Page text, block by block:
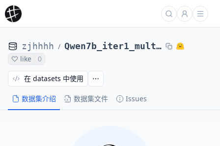
zjhhhh / Qwen7b_iter1_multi_18000
like 0
数据集介绍 数据集文件 Issues
在 datasets 中使用